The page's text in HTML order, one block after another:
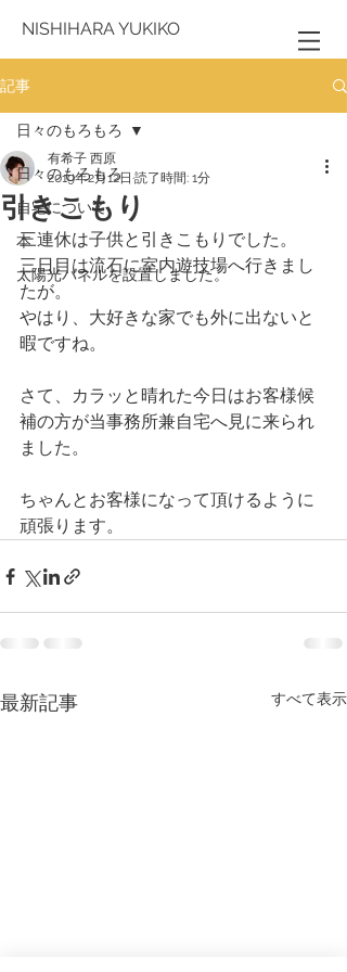
NISHIHARA YUKIKO
記事
日々のもろもろ
自宅について
本
太陽光パネルを設置しました。
日々のもろもろ
引きこもり
有希子 西原
2019年2月12日 読了時間: 1分
三連休は子供と引きこもりでした。
三日目は流石に室内遊技場へ行きまし
たが。
やはり、大好きな家でも外に出ないと
暇ですね。
さて、カラッと晴れた今日はお客様候
補の方が当事務所兼自宅へ見に来られ
ました。
ちゃんとお客様になって頂けるように
頑張ります。
最新記事 すべて表示